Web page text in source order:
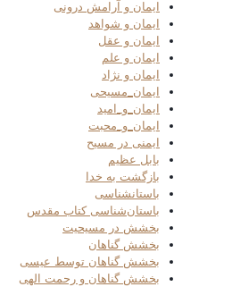
ایمان و آرامش درونی
ایمان و شواهد
ایمان و عقل
ایمان و علم
ایمان و نژاد
ایمان_مسیحی
ایمان_و_امید
ایمان_و_محبت
ایمنی در مسیح
بابل عظیم
بازگشت به خدا
باستانشناسی
باستان‌شناسی کتاب مقدس
بخشش در مسیحیت
بخشش گناهان
بخشش گناهان توسط عیسی
بخشش گناهان و رحمت الهی